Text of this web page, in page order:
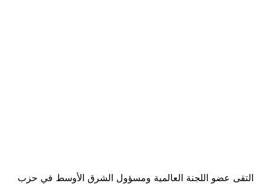
التقى عضو اللجنة العالمية ومسؤول الشرق الأوسط في حزب